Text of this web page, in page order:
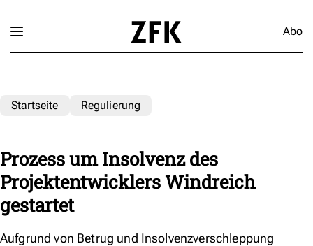
Abo
Startseite Regulierung
Prozess um Insolvenz des
Projektentwicklers Windreich
gestartet
Aufgrund von Betrug und Insolvenzverschleppung